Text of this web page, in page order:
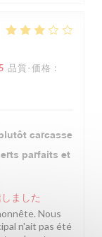
品質-価格 :
carcasse
parfaits et
ました
Nous
n'ait pas été